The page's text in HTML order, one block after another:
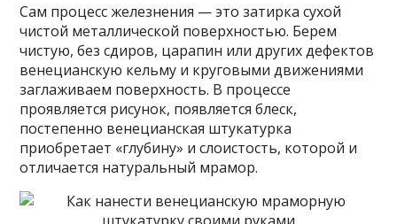
Сам процесс железнения — это затирка сухой
чистой металлической поверхностью. Берем
чистую, без сдиров, царапин или других дефектов
венецианскую кельму и круговыми движениями
заглаживаем поверхность. В процессе
проявляется рисунок, появляется блеск,
постепенно венецианская штукатурка
приобретает «глубину» и слоистость, которой и
отличается натуральный мрамор.